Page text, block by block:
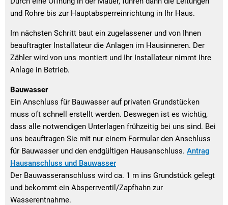
und Rohre bis zur Hauptabsperreinrichtung in Ihr Haus.
Im nächsten Schritt baut ein zugelassener und von Ihnen
beauftragter Installateur die Anlagen im Hausinneren. Der
Zähler wird von uns montiert und Ihr Installateur nimmt Ihre
Anlage in Betrieb.
Bauwasser
Ein Anschluss für Bauwasser auf privaten Grundstücken
muss oft schnell erstellt werden. Deswegen ist es wichtig,
dass alle notwendigen Unterlagen frühzeitig bei uns sind. Bei
uns beauftragen Sie mit nur einem Formular den Anschluss
für Bauwasser und den endgültigen Hausanschluss. Antrag
Hausanschluss und Bauwasser
Der Bauwasseranschluss wird ca. 1 m ins Grundstück gelegt
und bekommt ein Absperrventil/Zapfhahn zur
Wasserentnahme.